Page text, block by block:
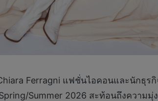
Ferragni แฟชั่นไอคอนและนักธุ
Summer 2026 สะท้อนถึงความ